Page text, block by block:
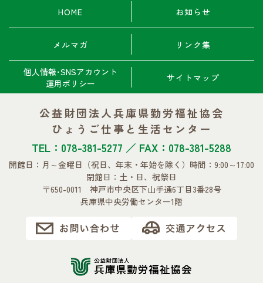
HOME お知らせ
メルマガ リンク集
個人情報･SNSアカウント
運用ポリシー
サイトマップ
公益財団法人兵庫県勤労福祉協会
ひょうご仕事と生活センター
TEL：078-381-5277 ／ FAX：078-381-5288
開館日：月～金曜日 （祝日、年末・年始を除く） 時間：9:00～17:00
閉館日：土・日、祝祭日
〒650-0011 神戸市中央区下山手通6丁目3番28号
兵庫県中央労働センター1階